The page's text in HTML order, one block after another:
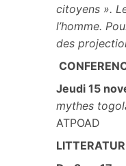
citoyens ».
l’homme.
des
Jeudi 15
mythes
ATPOAD